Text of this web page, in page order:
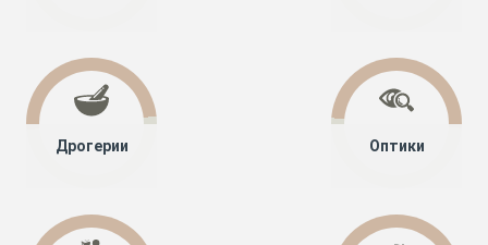
Дрогерии Оптики